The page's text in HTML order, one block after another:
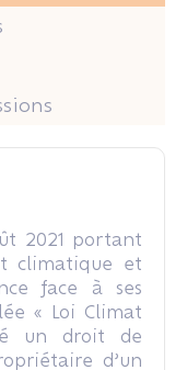
2021 portant
climatique et
face à ses
« Loi Climat
un droit de
d’un